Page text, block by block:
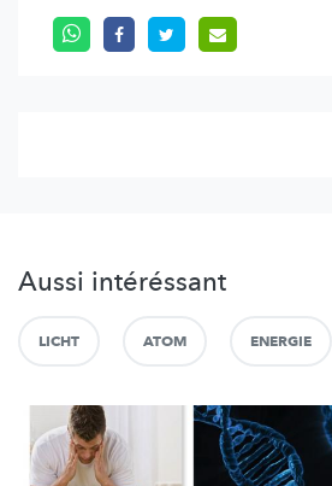
Aussi intéréssant
LICHT ATOM ENERGIE